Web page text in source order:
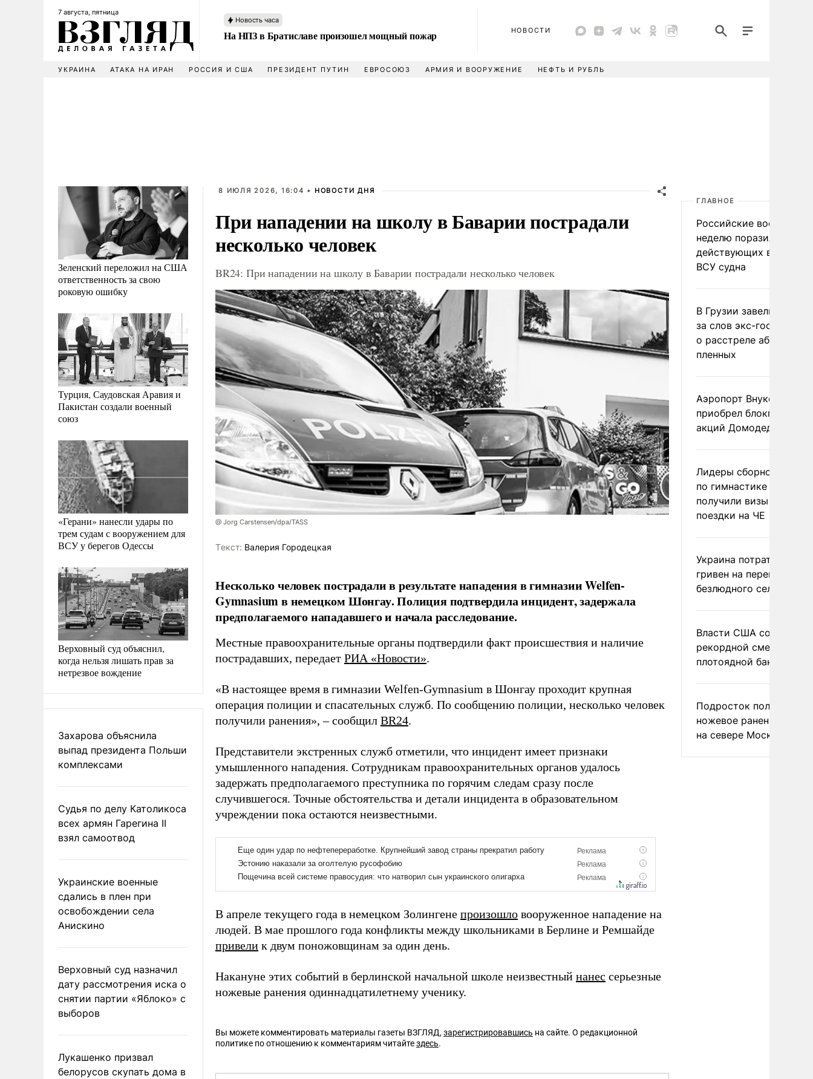
7 августа, пятница
Новость часа
На НПЗ в Братиславе произошел мощный пожар НОВОСТИ
УКРАИНА АТАКА НА ИРАН РОССИЯ И США ПРЕЗИДЕНТ ПУТИН ЕВРОСОЮЗ АРМИЯ И ВООРУЖЕНИЕ НЕФТЬ И РУБЛЬ
Зеленский переложил на США
ответственность за свою
роковую ошибку
Турция, Саудовская Аравия и
Пакистан создали военный
союз
«Герани» нанесли удары по
трем судам с вооружением для
ВСУ у берегов Одессы
Верховный суд объяснил,
когда нельзя лишать прав за
нетрезвое вождение
Захарова объяснила
выпад президента Польши
комплексами
Судья по делу Католикоса
всех армян Гарегина II
взял самоотвод
Украинские военные
сдались в плен при
освобождении села
Анискино
Верховный суд назначил
дату рассмотрения иска о
снятии партии «Яблоко» с
выборов
Лукашенко призвал
белорусов скупать дома в
8 ИЮЛЯ 2026, 16:04 • НОВОСТИ ДНЯ
При нападении на школу в Баварии пострадали
несколько человек
BR24: При нападении на школу в Баварии пострадали несколько человек
@ Jorg Carstensen/dpa/TASS
Tекст: Валерия Городецкая
Несколько человек пострадали в результате нападения в гимназии Welfen-
Gymnasium в немецком Шонгау. Полиция подтвердила инцидент, задержала
предполагаемого нападавшего и начала расследование.
Местные правоохранительные органы подтвердили факт происшествия и наличие
пострадавших, передает РИА «Новости».
«В настоящее время в гимназии Welfen-Gymnasium в Шонгау проходит крупная
операция полиции и спасательных служб. По сообщению полиции, несколько человек
получили ранения», – сообщил BR24.
Представители экстренных служб отметили, что инцидент имеет признаки
умышленного нападения. Сотрудникам правоохранительных органов удалось
задержать предполагаемого преступника по горячим следам сразу после
случившегося. Точные обстоятельства и детали инцидента в образовательном
учреждении пока остаются неизвестными.
В апреле текущего года в немецком Золингене произошло вооруженное нападение на
людей. В мае прошлого года конфликты между школьниками в Берлине и Ремшайде
привели к двум поножовщинам за один день.
Накануне этих событий в берлинской начальной школе неизвестный нанес серьезные
ножевые ранения одиннадцатилетнему ученику.
Вы можете комментировать материалы газеты ВЗГЛЯД,зарегистрировавшись на сайте. О редакционной
политике по отношению к комментариям читайтездесь.
ГЛАВНОЕ
Российские военные за
неделю поразили 34
действующих в
ВСУ судна
В Грузии завели дело
за слов экс-
о расстреле абхазских
пленных
Аэропорт Внуково
приобрел блокпакет
акций Домодедово
Лидеры сборной
по гимнастике не
получили визы для
поездки на ЧЕ
Украина потратила 1
гривен на
безлюдного села
Власти США сообщили
рекордной смертности
плотоядной бактерии
Подросток получил
ножевое ранение в
на севере Москвы